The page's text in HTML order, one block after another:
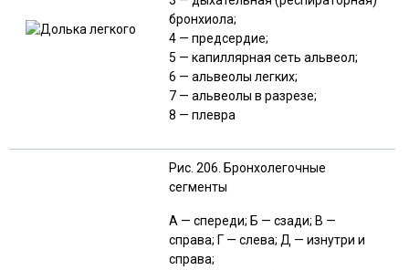
бронхиола;
4 — предсердие;
5 — капиллярная сеть альвеол;
6 — альвеолы легких;
7 — альвеолы в разрезе;
8 — плевра
Рис. 206. Бронхолегочные
сегменты
А — спереди; Б — сзади; В —
справа; Г — слева; Д — изнутри и
справа;